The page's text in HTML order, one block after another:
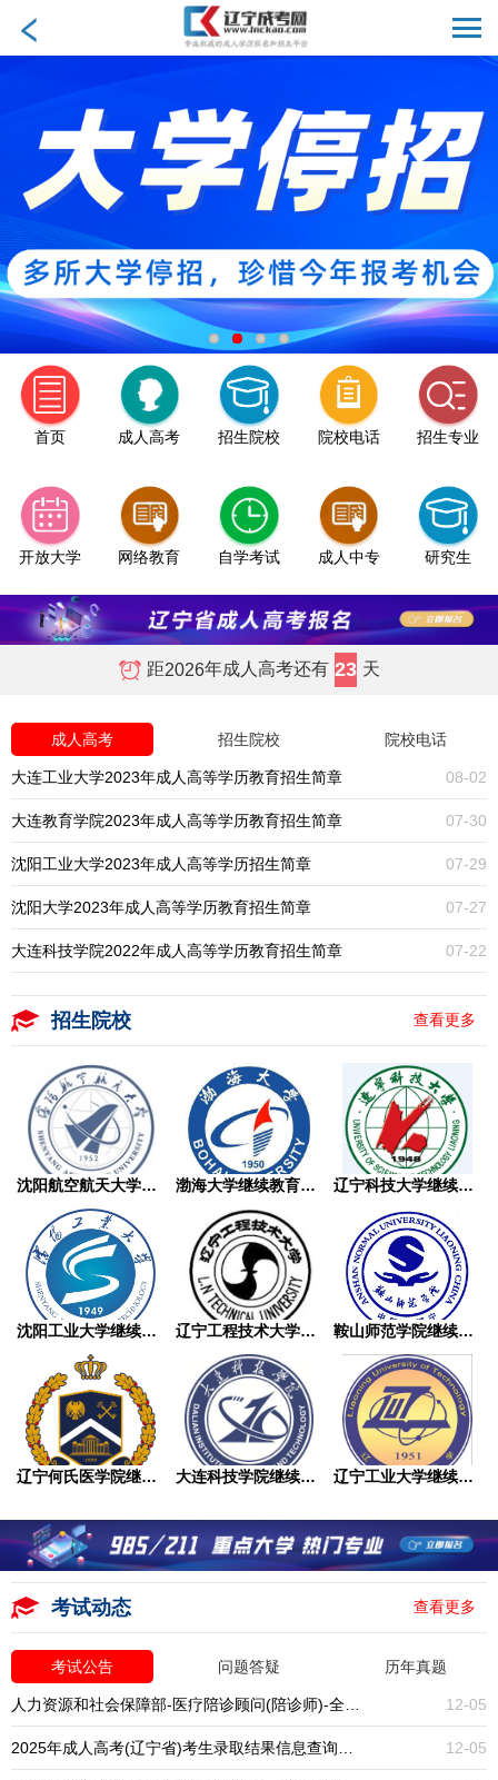
首页 成人高考 招生院校 院校电话 招生专业
开放大学 网络教育 自学考试 成人中专 研究生
距2026年成人高考还有 23 天
成人高考 招生院校 院校电话
08-02
大连工业大学2023年成人高等学历教育招生简章
07-30
大连教育学院2023年成人高等学历教育招生简章
07-29
沈阳工业大学2023年成人高等学历招生简章
07-27
沈阳大学2023年成人高等学历教育招生简章
07-22
大连科技学院2022年成人高等学历教育招生简章
招生院校 查看更多
沈阳航空航天大学继续教育学院成人高考 渤海大学继续教育学院成人高考 辽宁科技大学继续教育学院成人高考
沈阳工业大学继续教育学院成人高考 辽宁工程技术大学继续教育学院成人高考 鞍山师范学院继续教育学院成人高考
辽宁何氏医学院继续教育学院成人高考 大连科技学院继续教育学院成人高考 辽宁工业大学继续教育学院成人高考
考试动态 查看更多
考试公告 问题答疑 历年真题
12-05
12-05